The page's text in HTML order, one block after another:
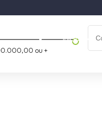
Início
ou +